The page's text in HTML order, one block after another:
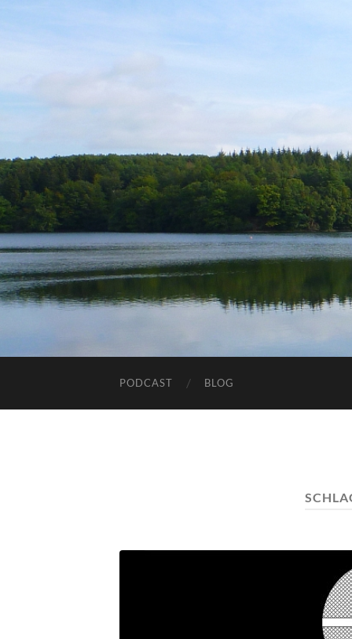
PODCAST BLOG